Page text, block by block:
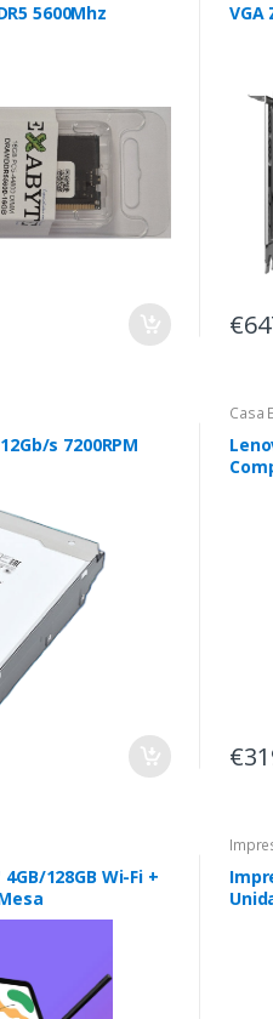
5600Mhz VGA
s 7200RPM
Casa
128GB Wi-Fi +